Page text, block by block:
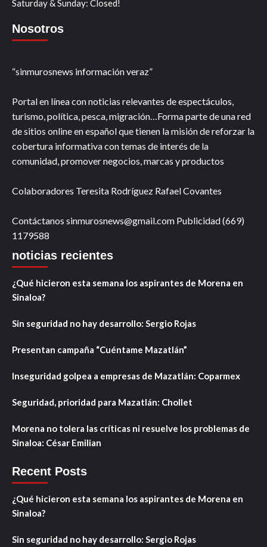
Saturday & Sunday: Closed!
Nosotros
“sinmurosnews información veraz”
Portal en línea con noticias relevantes de espectáculos,
turismo, política, pesca, migración…Forma parte de una red
de sitios online en español que tienen la misión de reforzar la
cobertura informativa con temas de interés de la
comunidad, promover negocios, marcas y productos
Colaboradores Teresita Rodríguez Rafael Covantes
Contáctanos sinmurosnews@gmail.com Publicidad (669)
1179588
noticias recientes
¿Qué hicieron esta semana los aspirantes de Morena en
Sinaloa?
Sin seguridad no hay desarrollo: Sergio Rojas
Presentan campaña “Cuéntame Mazatlán”
Inseguridad golpea a empresas de Mazatlán: Coparmex
Seguridad, prioridad para Mazatlán: Chollet
Morena no tolera las críticas ni resuelve los problemas de
Sinaloa: César Emilian
Recent Posts
¿Qué hicieron esta semana los aspirantes de Morena en
Sinaloa?
Sin seguridad no hay desarrollo: Sergio Rojas